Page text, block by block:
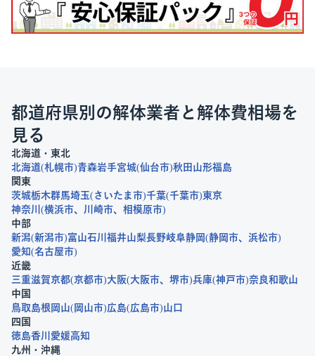
都道府県別の解体業者と解体費相場を
見る
北海道・東北
北海道 札幌市 青森岩手宮城 仙台市 秋田 山形福島
関東
茨城栃木群馬埼玉 さいたま市 千葉 千葉市 東京
神奈川
横浜市 川崎市
相模原市
中部
新潟 新潟市 富山石川 福井山梨長野岐阜静岡 静岡市
浜松市
愛知 名古屋市
近畿
三重滋賀京都 京都市 大阪 大阪市 堺市 兵庫 神戸市 奈良和歌山
中国
鳥取島根 岡山 岡山市 広島 広島市 山口
四国
徳島香川 愛媛高知
九州・沖縄